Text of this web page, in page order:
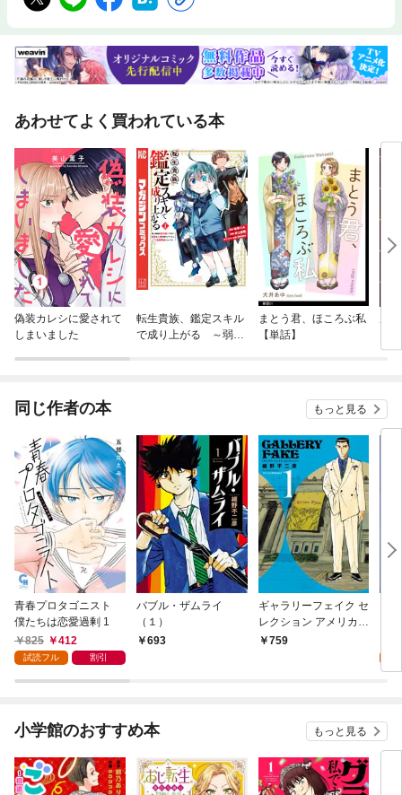
あわせてよく買われている本
偽装カレシに愛されて
しまいました
転生貴族、鑑定スキル
で成り上がる ～弱小
まとう君、ほころぶ私
【単話】
下
同じ作者の本 もっと見る
青春プロタゴニスト
僕たちは恋愛過剰 1
825
412
試読フル 割引
バブル・ザムライ
（１）
693
ギャラリーフェイク セ
レクション アメリカの
至宝を巡る（１）
759
小学館のおすすめ本 もっと見る